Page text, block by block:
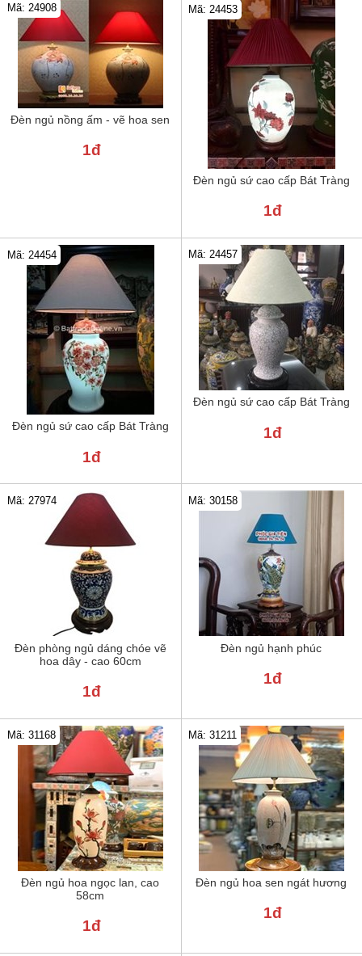
Đèn ngủ nồng ấm - vẽ hoa sen
Mã: 24908
1đ
Đèn ngủ sứ cao cấp Bát Tràng
Mã: 24453
1đ
Đèn ngủ sứ cao cấp Bát Tràng
Mã: 24454
1đ
Đèn ngủ sứ cao cấp Bát Tràng
Mã: 24457
1đ
Đèn phòng ngủ dáng chóe vẽ
hoa dây - cao 60cm
Mã: 27974
1đ
Đèn ngủ hạnh phúc
Mã: 30158
1đ
Đèn ngủ hoa ngọc lan, cao
58cm
Mã: 31168
1đ
Đèn ngủ hoa sen ngát hương
Mã: 31211
1đ